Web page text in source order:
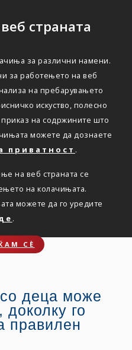
страната
за различни намени.
за работењето на веб
на пребарувањето
искуство, полесно
на содржините што
можете да дознаете
приватност .
на веб страната се
на колачињата.
можете да го уредите
.
СЀ
СО
СО НАЈМЛАДИТЕ?
со деца може
доколку го
правилен
деца може
го
правилен